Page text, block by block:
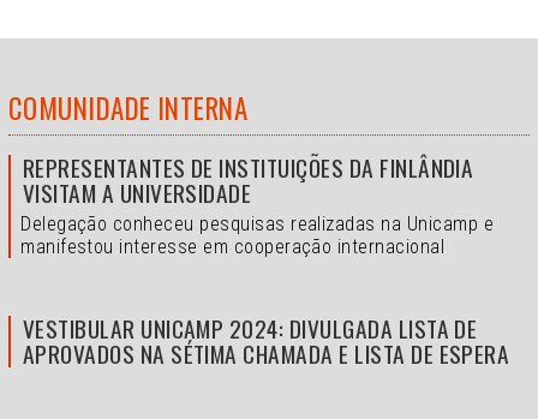
COMUNIDADE INTERNA
REPRESENTANTES DE INSTITUIÇÕES DA FINLÂNDIA
VISITAM A UNIVERSIDADE
Delegação conheceu pesquisas realizadas na Unicamp e
manifestou interesse em cooperação internacional
VESTIBULAR UNICAMP 2024: DIVULGADA LISTA DE
APROVADOS NA SÉTIMA CHAMADA E LISTA DE ESPERA